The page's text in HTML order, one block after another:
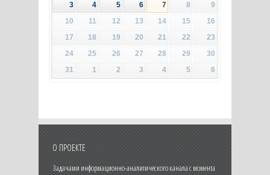
3
4 5 6 7 8
9
10
11 12 13 14 15
16
17
18 19 20 21 22
23
24
25 26 27 28 29
30
31
1 2 3 4 5 6
О ПРОЕКТЕ
Задачами информационно-аналитического канала с момента